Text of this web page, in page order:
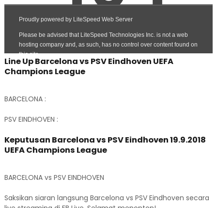
Line Up Barcelona vs PSV Eindhoven UEFA
Champions League
BARCELONA :
PSV EINDHOVEN :
Keputusan Barcelona vs PSV Eindhoven 19.9.2018
UEFA Champions League
BARCELONA vs PSV EINDHOVEN
Saksikan siaran langsung Barcelona vs PSV Eindhoven secara